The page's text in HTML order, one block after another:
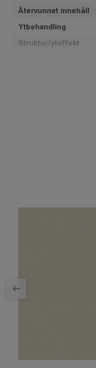
Återvunnet innehåll
Ytbehandling
Struktur/yteffekt
Golvvärme